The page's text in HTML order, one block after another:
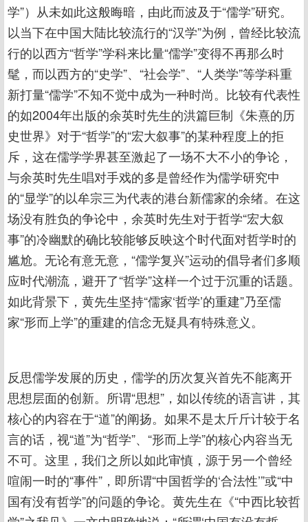
学”）从未如此这般晦暗，由此而波及于“儒学”研究。
以当下在中国大陆比较流行的“汉学”为例，曾经比较流
行的以西方“哲学”学科来比量“儒学”变得不再那么时
髦，而以西方的“史学”、“社会学”、“人类学”等学科重
新打量“儒学”不知不觉中成为一种时尚。比较有代表性
的如2004年出版的余英时先生的洪篇巨制《朱熹的历
史世界》对于“哲学”的“宏大叙事”的某种程度上的拒
斥，这在儒学学界甚至激起了一场不大不小的争论，
与余英时先生唱对手戏的多是曾经作为儒学研究中
的“显学”的以牟宗三为代表的港台新儒家的余绪。在这
场没有胜负的争论中，余英时先生对于哲学“宏大叙
事”的冷幽默的确比较能够反映这个时代面对哲学时的
尴尬。无论有意无意，“儒学复兴”运动的倡导者们多顺
应时代潮流，避开了“哲学”这样一个过于沉重的话题。
如此背景下，黄先生坚持“儒家‘哲学’的重建”乃至儒
家“形而上学”的重建的信念无疑具有特殊意义。
反思儒学发展的历史，儒学的历次复兴首先不能离开
思想层面的创新。所谓“思想”，如以传统的语言讲，其
核心的内容在于“道”的阐扬。如果不是太斤斤计较于名
言的话，视“道”为“哲学”、“形而上学”的核心内容当无
不可。这里，我们之所以如此审慎，源于另一个曾经
喧闹一时的“事件”，即所谓“中国哲学的‘合法性’”或“中
国有没有哲学”的问题的争论。黄先生在《“中西比较哲